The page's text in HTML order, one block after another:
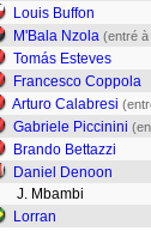
Louis Buffon
M'Bala Nzola (entré à
Tomás Esteves
Francesco Coppola
Arturo Calabresi
Gabriele Piccinini
Brando Bettazzi
Daniel Denoon
J. Mbambi
Lorran